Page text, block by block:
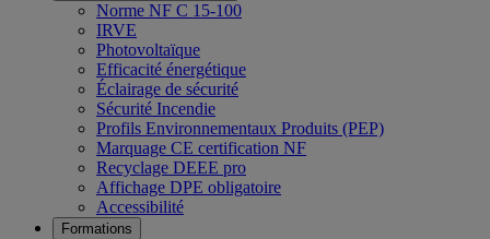
Norme NF C 15-100
IRVE
Photovoltaïque
Efficacité énergétique
Éclairage de sécurité
Sécurité Incendie
Profils Environnementaux Produits (PEP)
Marquage CE certification NF
Recyclage DEEE pro
Affichage DPE obligatoire
Accessibilité
Formations